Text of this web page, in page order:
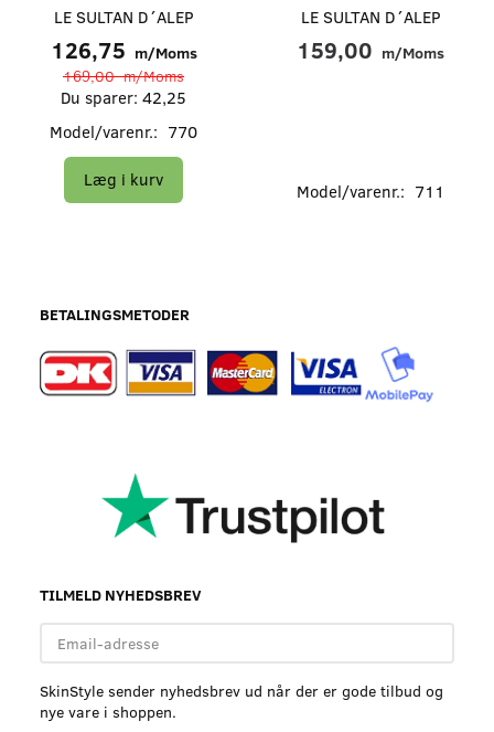
LE SULTAN D´ALEP
126,75 m/Moms
169,00m/Moms
Du sparer: 42,25
Model/varenr.: 770
Læg i kurv
LE SULTAN D´ALEP
159,00 m/Moms
Model/varenr.: 711
BETALINGSMETODER
TILMELD NYHEDSBREV
adresse
SkinStyle sender nyhedsbrev ud når der er gode tilbud og
nye vare i shoppen.